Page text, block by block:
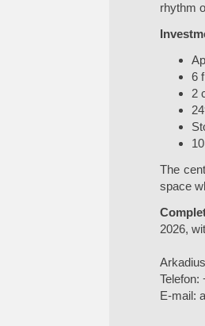
rhythm
6
2
The
space
2026,
Telefon:
E-mail: